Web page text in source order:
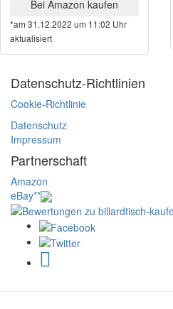
Bei Amazon kaufen
*am 31.12.2022 um 11:02 Uhr
aktualisiert
Datenschutz-Richtlinien
Cookie-Richtlinie
Datenschutz
Impressum
Partnerschaft
Amazon
eBay**